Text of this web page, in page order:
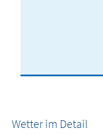
Wetter im Detail